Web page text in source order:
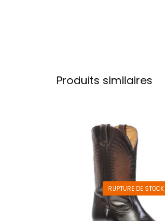
Produits similaires
RUPTURE DE STOCK